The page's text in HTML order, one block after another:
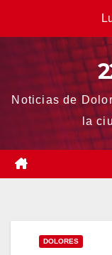
Noticias de
la
DOLORES